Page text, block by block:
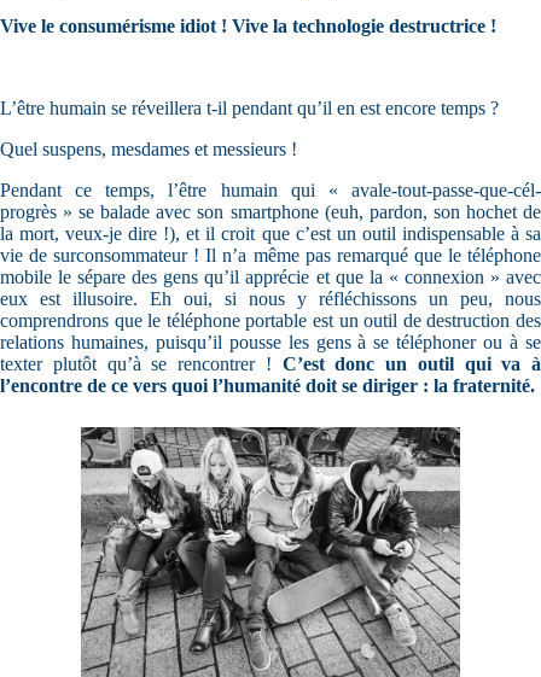
Vive le consumérisme idiot ! Vive la technologie destructrice !
L’être humain se réveillera t-il pendant qu’il en est encore temps ?
Quel suspens, mesdames et messieurs !
Pendant ce temps, l’être humain qui « avale-tout-passe-que-cél-
progrès » se balade avec son smartphone (euh, pardon, son hochet de
la mort, veux-je dire !), et il croit que c’est un outil indispensable à sa
vie de surconsommateur ! Il n’a même pas remarqué que le téléphone
mobile le sépare des gens qu’il apprécie et que la « connexion » avec
eux est illusoire. Eh oui, si nous y réfléchissons un peu, nous
comprendrons que le téléphone portable est un outil de destruction des
relations humaines, puisqu’il pousse les gens à se téléphoner ou à se
texter plutôt qu’à se rencontrer ! C’est donc un outil qui va à
l’encontre de ce vers quoi l’humanité doit se diriger : la fraternité.